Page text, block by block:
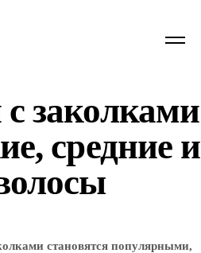
заколками
средние и
становятся популярными,